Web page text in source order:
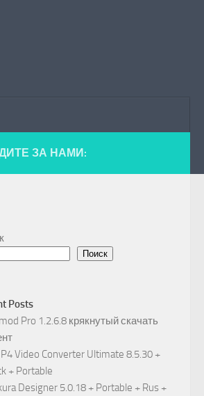
ЗА НАМИ:
Поиск
Posts
Pro 1.2.6.8 крякнутый скачать
Video Converter Ultimate 8.5.30 +
+ Portable
Designer 5.0.18 + Portable + Rus +